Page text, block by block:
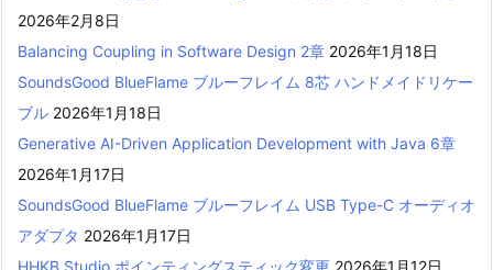
2026年2月8日
Balancing Coupling in Software Design 2章 2026年1月18日
SoundsGood BlueFlame ブルーフレイム 8芯 ハンドメイドリケー
ブル 2026年1月18日
Generative AI-Driven Application Development with Java 6章
2026年1月17日
SoundsGood BlueFlame ブルーフレイム USB Type-C オーディオ
アダプタ 2026年1月17日
HHKB Studio ポインティングスティック変更 2026年1月12日